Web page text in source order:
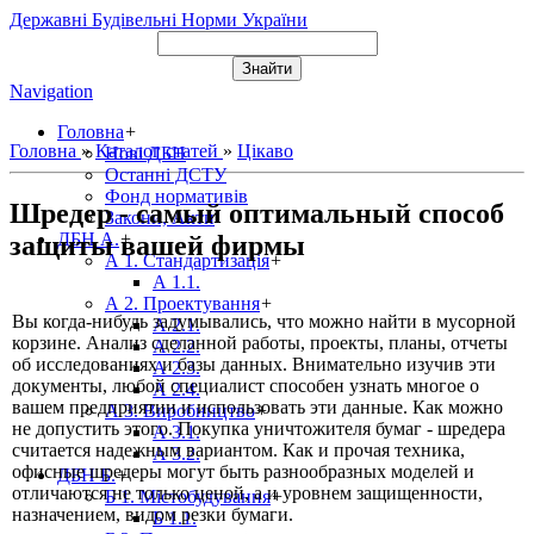
Державні Будівельні Норми України
Navigation
Головна+
Нові ДБН
Останні ДСТУ
Фонд нормативів
Закони, Акти
ДБН А.+
А 1. Стандартизація+
А 1.1.
А 2. Проектування+
А 2.1.
А 2.2.
А 2.3.
А 2.4.
А 3. Виробництво+
А 3.1.
А 3.2.
ДБН Б.+
Б 1. Містобудування+
Б 1.1.
Головна » Каталог статей » Цікаво
Шредер - самый оптимальный способ
защиты вашей фирмы
Вы когда-нибудь задумывались, что можно найти в мусорной
корзине. Анализ сделанной работы, проекты, планы, отчеты
об исследованиях и базы данных. Внимательно изучив эти
документы, любой специалист способен узнать многое о
вашем предприятии и использовать эти данные. Как можно
не допустить этого. Покупка уничтожителя бумаг - шредера
считается надежным вариантом. Как и прочая техника,
офисные шредеры могут быть разнообразных моделей и
отличаются не только ценой, а и уровнем защищенности,
назначением, видом резки бумаги.